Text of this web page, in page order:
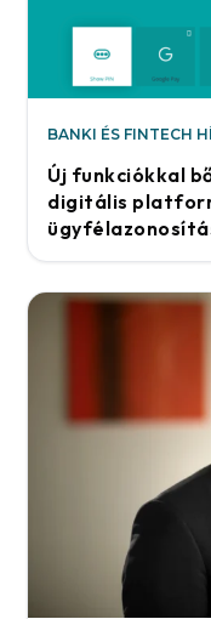
BANKI ÉS FINTECH
Új funkciókkal
digitális